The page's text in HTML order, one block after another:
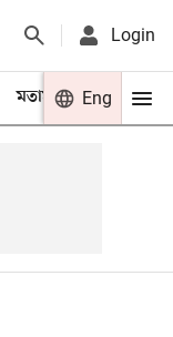
Login
মতামত খেলা
Eng